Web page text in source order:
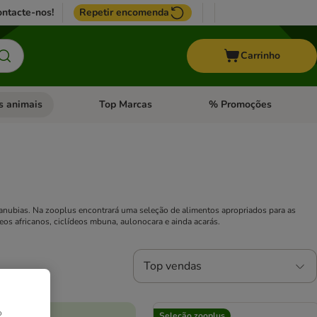
nos! Repetir encomenda
Carrinho
de categoria: Pássaros
animais Abrir menu de categoria: Outros animais
Top Marcas Abrir menu de categoria:
% Promoções
Na zooplus encontrará uma seleção de alimentos apropriados para as
africanos, ciclídeos mbuna, aulonocara e ainda acarás.
Top vendas